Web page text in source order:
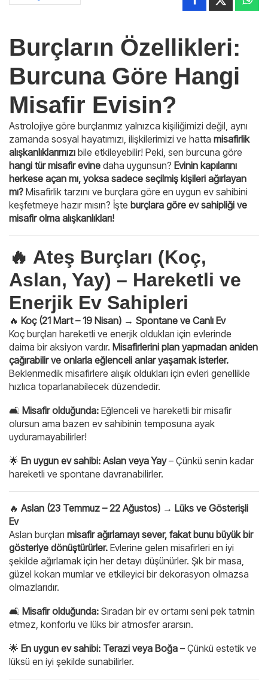
Burçların Özellikleri:
Burcuna Göre Hangi
Misafir Evisin?
Astrolojiye göre burçlarımız yalnızca kişiliğimizi değil, aynı
zamanda sosyal hayatımızı, ilişkilerimizi ve hatta misafirlik
alışkanlıklarımızı bile etkileyebilir! Peki, sen burcuna göre
hangi tür misafir evine daha uygunsun? Evinin kapılarını
herkese açan mı, yoksa sadece seçilmiş kişileri ağırlayan
mı? Misafirlik tarzını ve burçlara göre en uygun ev sahibini
keşfetmeye hazır mısın? İşte burçlara göre ev sahipliği ve
misafir olma alışkanlıkları!
🔥 Ateş Burçları (Koç,
Aslan, Yay) – Hareketli ve
Enerjik Ev Sahipleri
🔥 Koç (21 Mart – 19 Nisan) → Spontane ve Canlı Ev
Koç burçları hareketli ve enerjik oldukları için evlerinde
daima bir aksiyon vardır. Misafirlerini plan yapmadan aniden
çağırabilir ve onlarla eğlenceli anlar yaşamak isterler.
Beklenmedik misafirlere alışık oldukları için evleri genellikle
hızlıca toparlanabilecek düzendedir.
🛋 Misafir olduğunda: Eğlenceli ve hareketli bir misafir
olursun ama bazen ev sahibinin temposuna ayak
uyduramayabilirler!
🌟 En uygun ev sahibi: Aslan veya Yay– Çünkü senin kadar
hareketli ve spontane davranabilirler.
🔥 Aslan (23 Temmuz – 22 Ağustos) → Lüks ve Gösterişli
Ev
Aslan burçları misafir ağırlamayı sever, fakat bunu büyük bir
gösteriye dönüştürürler. Evlerine gelen misafirleri en iyi
şekilde ağırlamak için her detayı düşünürler. Şık bir masa,
güzel kokan mumlar ve etkileyici bir dekorasyon olmazsa
olmazlarıdır.
🛋 Misafir olduğunda: Sıradan bir ev ortamı seni pek tatmin
etmez, konforlu ve lüks bir atmosfer ararsın.
🌟 En uygun ev sahibi: Terazi veya Boğa – Çünkü estetik ve
lüksü en iyi şekilde sunabilirler.